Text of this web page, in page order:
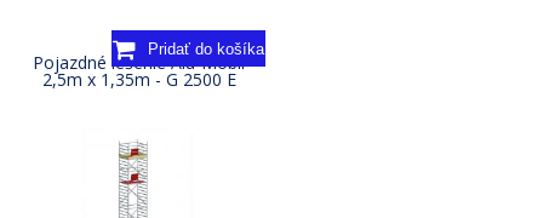
Pojazdné lešenie Alu-Mobil
2,5m x 1,35m - G 2500 E